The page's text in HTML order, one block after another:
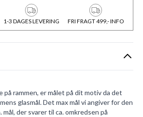
1-3 DAGES LEVERING FRI FRAGT 499,- INFO
på rammen, er målet på dit motiv da det
glasmål. Det max mål vi angiver for den
der svarer til ca. omkredsen på